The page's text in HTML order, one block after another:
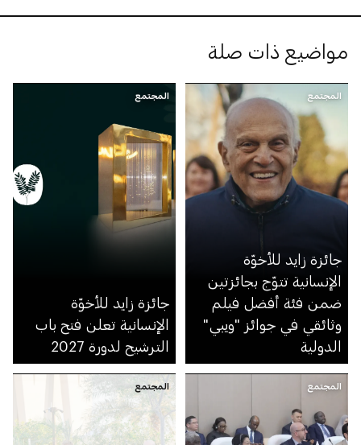
مواضيع ذات صلة
المجتمع
جائزة زايد للأخوّة
الإنسانية تتوّج بجائزتين
ضمن فئة أفضل فيلم
وثائقي في جوائز "ويبي"
الدولية
المجتمع
جائزة زايد للأخوّة
الإنسانية تعلن فتح باب
الترشيح لدورة 2027
المجتمع المجتمع